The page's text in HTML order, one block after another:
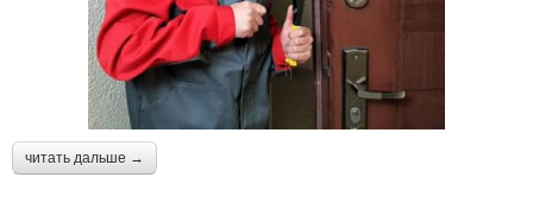
читать дальше →